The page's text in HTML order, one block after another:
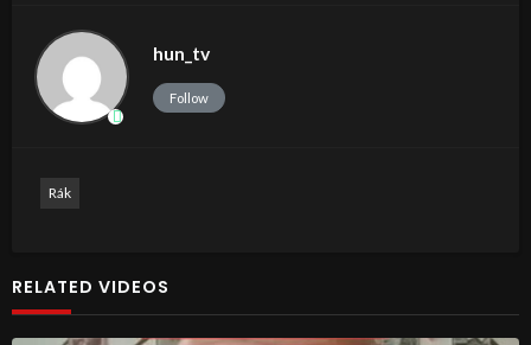
hun_tv
Follow
Rák
RELATED VIDEOS